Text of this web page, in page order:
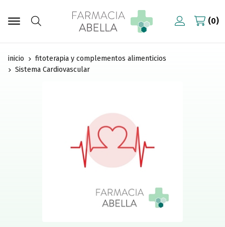
Buscar
0
inicio
fitoterapia y complementos alimenticios
Sistema Cardiovascular